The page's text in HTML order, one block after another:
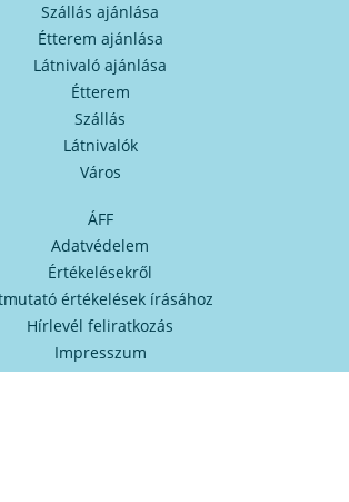
Szállás ajánlása
Étterem ajánlása
Látnivaló ajánlása
Étterem
Szállás
Látnivalók
Város
ÁFF
Adatvédelem
Értékelésekről
értékelések írásához
Hírlevél feliratkozás
Impresszum